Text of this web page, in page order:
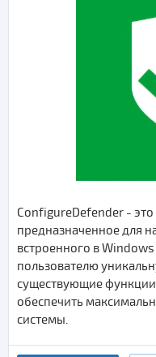
ConfigureDefender -
предназначенное для
встроенного в
пользователю
существующие
обеспечить
системы.